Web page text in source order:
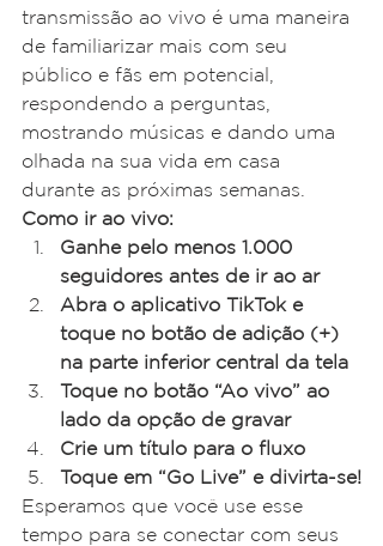
transmissão ao vivo é uma maneira
de familiarizar mais com seu
público e fãs em potencial,
respondendo a perguntas,
mostrando músicas e dando uma
olhada na sua vida em casa
durante as próximas semanas.
Como ir ao vivo:
Ganhe pelo menos 1.000
seguidores antes de ir ao ar
Abra o aplicativo TikTok e
toque no botão de adição (+)
na parte inferior central da tela
Toque no botão “Ao vivo” ao
lado da opção de gravar
Crie um título para o fluxo
Toque em “Go Live” e divirta-se!
Esperamos que você use esse
tempo para se conectar com seus